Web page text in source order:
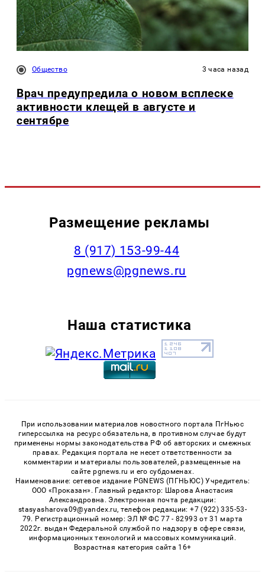
Общество 3 часа назад
Врач предупредила о новом всплеске
активности клещей в августе и
сентябре
Размещение рекламы
‭8 (917) 153-99-44
pgnews@pgnews.ru
Наша статистика
При использовании материалов новостного портала ПгНьюс
гиперссылка на ресурс обязательна, в противном случае будут
применены нормы законодательства РФ об авторских и смежных
правах. Редакция портала не несет ответственности за
комментарии и материалы пользователей, размещенные на
сайте pgnews.ru и его субдоменах.
Наименование: сетевое издание PGNEWS (ПГНЬЮС) Учредитель:
ООО «Проказан». Главный редактор: Шарова Анастасия
Александровна. Электронная почта редакции:
stasyasharova09@yandex.ru, телефон редакции: +7 (922) 335-53-
79. Регистрационный номер: ЭЛ № ФС 77 - 82993 от 31 марта
2022г. выдан Федеральной службой по надзору в сфере связи,
информационных технологий и массовых коммуникаций.
Возрастная категория сайта 16+